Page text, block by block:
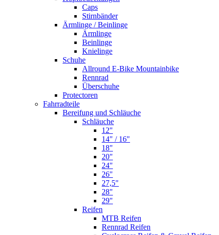
Caps
Stirnbänder
Ärmlinge / Beinlinge
Ärmlinge
Beinlinge
Knielinge
Schuhe
Allround E-Bike Mountainbike
Rennrad
Überschuhe
Protectoren
Fahrradteile
Bereifung und Schläuche
Schläuche
12"
14" / 16"
18"
20"
24"
26"
27,5"
28"
29"
Reifen
MTB Reifen
Rennrad Reifen